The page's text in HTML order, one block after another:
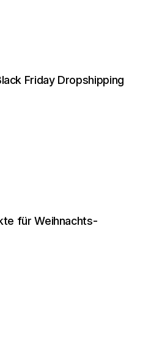
Friday Dropshipping
für Weihnachts-